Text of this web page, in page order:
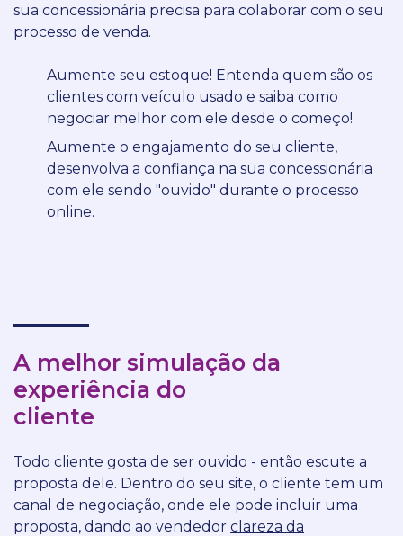
sua concessionária precisa para colaborar com o seu
processo de venda.
Aumente seu estoque! Entenda quem são os
clientes com veículo usado e saiba como
negociar melhor com ele desde o começo!
Aumente o engajamento do seu cliente,
desenvolva a confiança na sua concessionária
com ele sendo "ouvido" durante o processo
online.
A melhor simulação da
experiência do
cliente
Todo cliente gosta de ser ouvido - então escute a
proposta dele. Dentro do seu site, o cliente tem um
canal de negociação, onde ele pode incluir uma
proposta, dando ao vendedor clareza da